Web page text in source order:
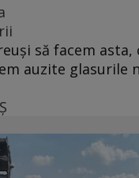
să facem
auzite glasurile